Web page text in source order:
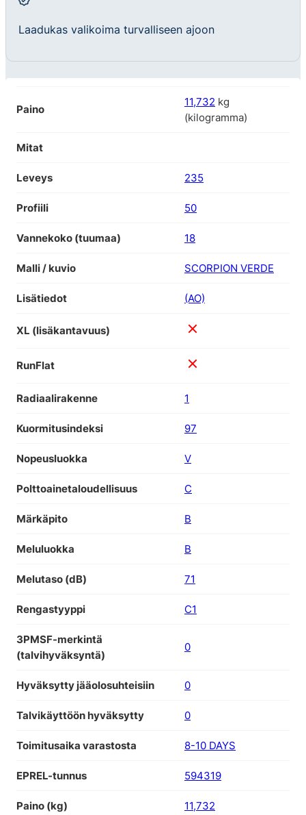
Laadukas valikoima turvalliseen ajoon
Paino
11,732 kg
(kilogramma)
Mitat
Leveys 235
Profiili 50
Vannekoko (tuumaa) 18
Malli / kuvio SCORPION VERDE
Lisätiedot (AO)
XL (lisäkantavuus)
RunFlat
Radiaalirakenne 1
Kuormitusindeksi 97
Nopeusluokka V
Polttoainetaloudellisuus C
Märkäpito B
Meluluokka B
Melutaso (dB) 71
Rengastyyppi C1
3PMSF-merkintä
(talvihyväksyntä)
0
Hyväksytty jääolosuhteisiin 0
Talvikäyttöön hyväksytty 0
Toimitusaika varastosta 8-10 DAYS
EPREL-tunnus 594319
Paino (kg) 11,732